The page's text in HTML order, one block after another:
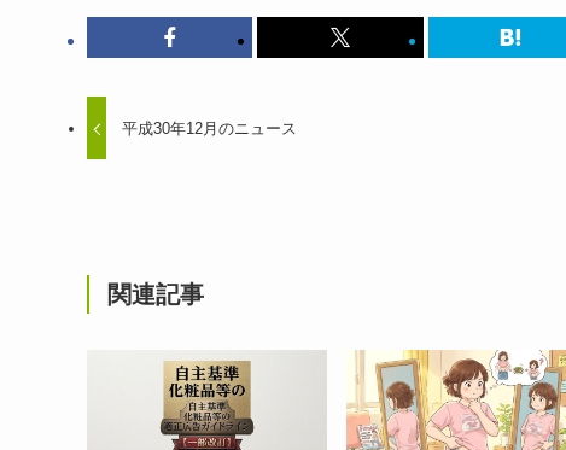
平成30年12月のニュース
関連記事